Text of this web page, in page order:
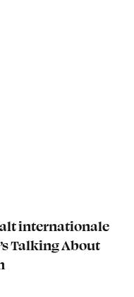
internationale
Talking About